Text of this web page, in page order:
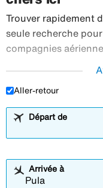
Trouver rapidement
seule recherche
compagnies
voyages en avion à
Aller-retour
Départ de
Arrivée à